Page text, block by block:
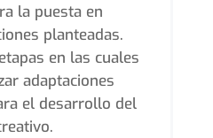
la puesta en
planteadas.
en las cuales
adaptaciones
el desarrollo del